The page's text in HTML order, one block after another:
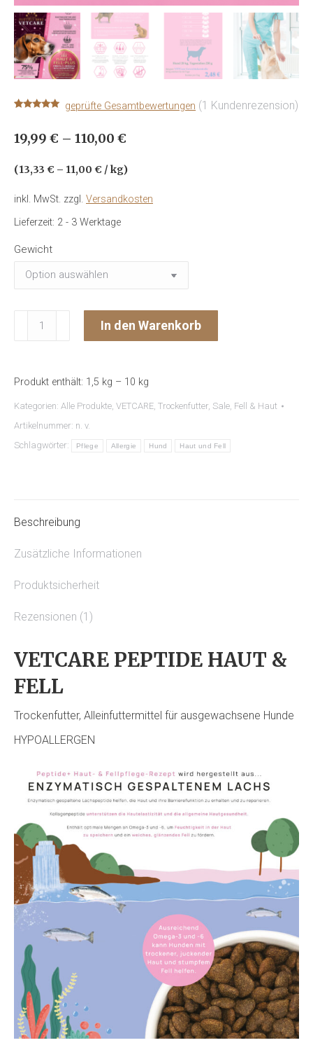
19,99 € – 110,00 €
basierend
geprüfte Gesamtbewertungen (1 Kundenrezension)
(13,33 € – 11,00 € / kg)
inkl. MwSt. zzgl. Versandkosten
Lieferzeit: 2 - 3 Werktage
Gewicht
Fell
Menge
In den Warenkorb
Produkt enthält: 1,5 kg – 10 kg
Kategorien: Alle Produkte VETCARE Trockenfutter Sale Fell & Haut
Artikelnummer: n. v.
Schlagwörter:
Pflege Allergie Hund Haut und Fell
Beschreibung
Zusätzliche Informationen
Produktsicherheit
Rezensionen (1)
VETCARE PEPTIDE HAUT &
FELL
Trockenfutter, Alleinfuttermittel für ausgewachsene Hunde
HYPOALLERGEN